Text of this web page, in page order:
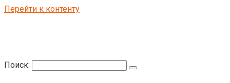
Перейти к контенту
Поиск: